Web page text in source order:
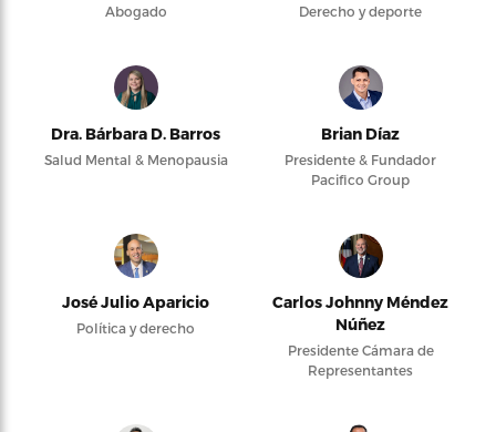
Abogado Derecho y deporte
Dra. Bárbara D. Barros
Salud Mental & Menopausia
Brian Díaz
Presidente & Fundador
Pacifico Group
José Julio Aparicio
Política y derecho
Carlos Johnny Méndez
Núñez
Presidente Cámara de
Representantes